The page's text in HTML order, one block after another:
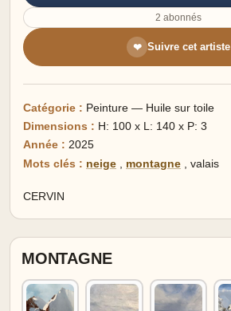
2 abonnés
❤ Suivre cet artiste
Catégorie : Peinture — Huile sur toile
Dimensions : H: 100 x L: 140 x P: 3
Année : 2025
Mots clés : neige montagne valais
CERVIN
MONTAGNE